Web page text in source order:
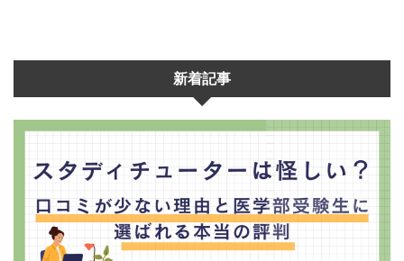
新着記事